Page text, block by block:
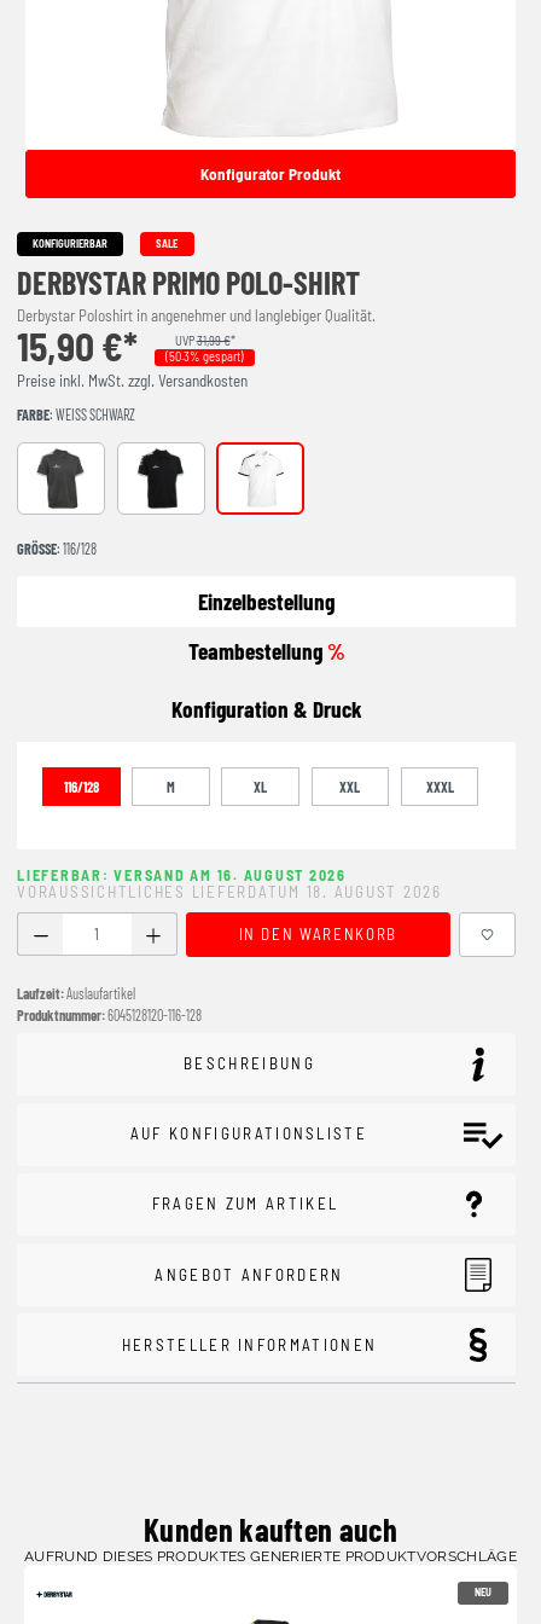
Konfigurator Produkt
KONFIGURIERBAR SALE
DERBYSTAR PRIMO POLO-SHIRT
Derbystar Poloshirt in angenehmer und langlebiger Qualität.
15,90 €* UVP31,99 €*
(50.3% gespart)
Preise inkl. MwSt. zzgl. Versandkosten
FARBE: WEISS SCHWARZ
grau schwarz schwarz weiss
GRÖSSE : 116/128
Einzelbestellung
Teambestellung%
Konfiguration & Druck
116/128 M XL XXL XXXL
LIEFERBAR: VERSAND AM 16. AUGUST 2026
VORAUSSICHTLICHES LIEFERDATUM 18. AUGUST 2026
Produkt Anzahl: Gib den gewünschten Wert ein oder
IN DEN WARENKORB
Laufzeit:Auslaufartikel
Produktnummer:6045128120-116-128
BESCHREIBUNG
AUF KONFIGURATIONSLISTE
FRAGEN ZUM ARTIKEL
ANGEBOT ANFORDERN
HERSTELLER INFORMATIONEN
Kunden kauften auch
AUFRUND DIESES PRODUKTES GENERIERTE PRODUKTVORSCHLÄGE
NEU